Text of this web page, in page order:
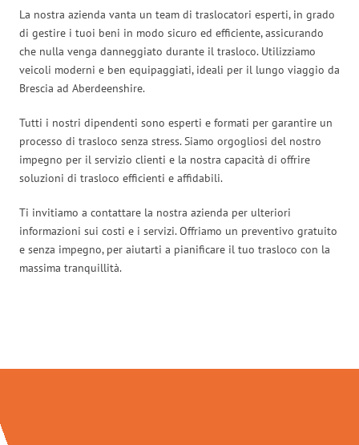
La nostra azienda vanta un team di traslocatori esperti, in grado
di gestire i tuoi beni in modo sicuro ed efficiente, assicurando
che nulla venga danneggiato durante il trasloco. Utilizziamo
veicoli moderni e ben equipaggiati, ideali per il lungo viaggio da
Brescia ad Aberdeenshire.
Tutti i nostri dipendenti sono esperti e formati per garantire un
processo di trasloco senza stress. Siamo orgogliosi del nostro
impegno per il servizio clienti e la nostra capacità di offrire
soluzioni di trasloco efficienti e affidabili.
Ti invitiamo a contattare la nostra azienda per ulteriori
informazioni sui costi e i servizi. Offriamo un preventivo gratuito
e senza impegno, per aiutarti a pianificare il tuo trasloco con la
massima tranquillità.